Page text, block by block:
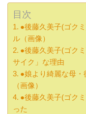
目次
●後藤久美子(ゴク
ル（画像）
●後藤久美子(ゴク
サイク」な理由
●娘より綺麗な母
（画像）
●後藤久美子(ゴク
った